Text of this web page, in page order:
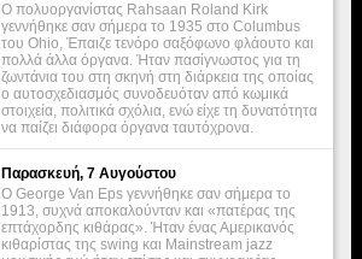
Ο πολυοργανίστας Rahsaan Roland Kirk
γεννήθηκε σαν σήμερα το 1935 στο Columbus
του Ohio, Έπαιζε τενόρο σαξόφωνο φλάουτο και
πολλά άλλα όργανα. Ήταν πασίγνωστος για τη
ζωντάνια του στη σκηνή στη διάρκεια της οποίας
ο αυτοσχεδιασμός συνοδευόταν από κωμικά
στοιχεία, πολιτικά σχόλια, ενώ είχε τη δυνατότητα
να παίζει διάφορα όργανα ταυτόχρονα.
Παρασκευή, 7 Αυγούστου
Ο George Van Eps γεννήθηκε σαν σήμερα το
1913, συχνά αποκαλούνταν και «πατέρας της
επτάχορδης κιθάρας». Ήταν ένας Αμερικανός
κιθαρίστας της swing και Mainstream jazz